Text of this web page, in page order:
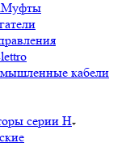
Муфты
кабели
серии H